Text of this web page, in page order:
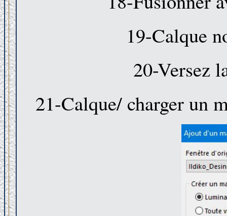
19-Calque
20-Versez
21-Calque/ charger un